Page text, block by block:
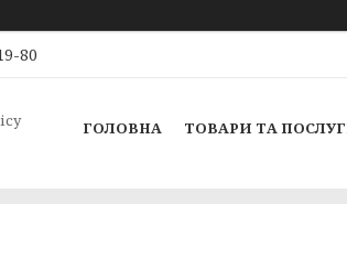
80
ГОЛОВНА ТОВАРИ ТА